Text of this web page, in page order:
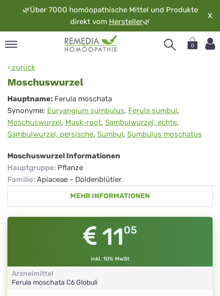
🌿Über 7000 homöopathische Mittel und Produkte
direkt vom Hersteller🌿
X
0
zurück
Moschuswurzel
Moschuswurzel
Hauptname: Ferula moschata
Synonyme: Euryangium sumbulus, Ferula sumbul,
Moschuswurzel, Musk-root, Sambulwurzel, echte,
Sambulwurzel, persische, Sumbul, Sumbulus moschatus
Moschuswurzel Informationen
Hauptgruppe: Pflanze
Familie: Apiaceae - Doldenblütler
MEHR INFORMATIONEN
1105
inkl. 10% MwSt
Arzneimittel
Ferula moschata C6Globuli